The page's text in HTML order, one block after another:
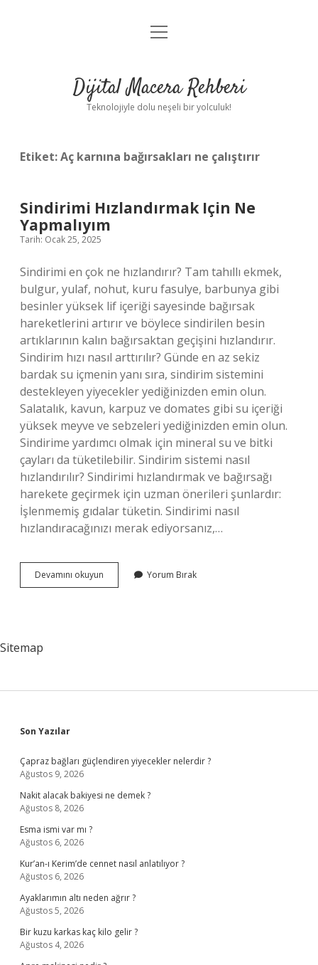
Anasayfa
Yasal Uyarı
menüyü
Dijital Macera Rehberi
Teknolojiyle dolu neşeli bir yolculuk!
Etiket:Aç karnına bağırsakları ne çalıştırır
Sindirimi Hızlandırmak Için Ne
Yapmalıyım
Tarih: Ocak 25, 2025
Sindirimi en çok ne hızlandırır? Tam tahıllı ekmek,
bulgur, yulaf, nohut, kuru fasulye, barbunya gibi
besinler yüksek lif içeriği sayesinde bağırsak
hareketlerini artırır ve böylece sindirilen besin
artıklarının kalın bağırsaktan geçişini hızlandırır.
Sindirim hızı nasıl arttırılır? Günde en az sekiz
bardak su içmenin yanı sıra, sindirim sistemini
destekleyen yiyecekler yediğinizden emin olun.
Salatalık, kavun, karpuz ve domates gibi su içeriği
yüksek meyve ve sebzeleri yediğinizden emin olun.
Sindirime yardımcı olmak için mineral su ve bitki
çayları da tüketilebilir. Sindirim sistemi nasıl
hızlandırılır? Sindirimi hızlandırmak ve bağırsağı
harekete geçirmek için uzman önerileri şunlardır:
İşlenmemiş gıdalar tüketin. Sindirimi nasıl
hızlandıracağınızı merak ediyorsanız,…
Devamını okuyun Sindirimi
Hızlandırmak
Yorum Bırak
Sitemap
Sidebar
Son Yazılar
Çapraz bağları güçlendiren yiyecekler nelerdir ?
Ağustos 9, 2026
Nakit alacak bakiyesi ne demek ?
Ağustos 8, 2026
Esma ismi var mı ?
Ağustos 6, 2026
Kur’an-ı Kerim’de cennet nasıl anlatılıyor ?
Ağustos 6, 2026
Ayaklarımın altı neden ağrır ?
Ağustos 5, 2026
Bir kuzu karkas kaç kilo gelir ?
Ağustos 4, 2026